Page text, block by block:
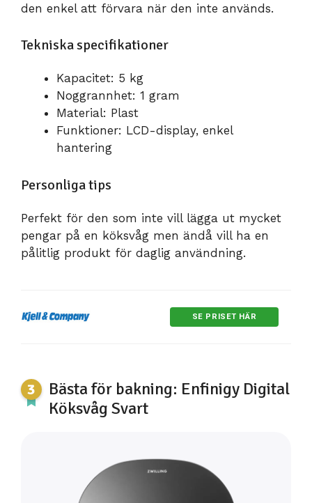
den enkel att förvara när den inte används.
Tekniska specifikationer
Kapacitet: 5 kg
Noggrannhet: 1 gram
Material: Plast
Funktioner: LCD-display, enkel
hantering
Personliga tips
Perfekt för den som inte vill lägga ut mycket
pengar på en köksvåg men ändå vill ha en
pålitlig produkt för daglig användning.
SE PRISET HÄR
Bästa för bakning: Enfinigy Digital
Köksvåg Svart